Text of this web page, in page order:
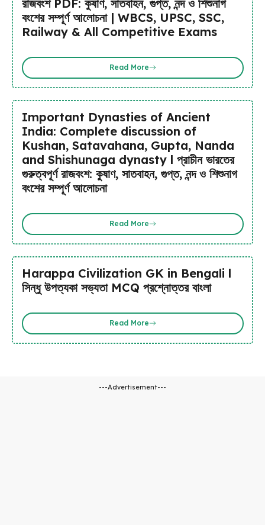
রাজবংশ PDF: কুষাণ, সাতবাহন, গুপ্ত, নন্দ ও শিশুনাগ
বংশের সম্পূর্ণ আলোচনা | WBCS, UPSC, SSC,
Railway & All Competitive Exams
Read More
Important Dynasties of Ancient
India: Complete discussion of
Kushan, Satavahana, Gupta, Nanda
and Shishunaga dynasty l প্রাচীন ভারতের
গুরুত্বপূর্ণ রাজবংশ: কুষাণ, সাতবাহন, গুপ্ত, নন্দ ও শিশুনাগ
বংশের সম্পূর্ণ আলোচনা
Read More
Harappa Civilization GK in Bengali l
সিন্ধু উপত্যকা সভ্যতা MCQ প্রশ্নোত্তর বাংলা
Read More
---Advertisement---